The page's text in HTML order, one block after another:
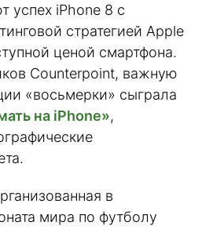
успех iPhone 8 с
стратегией Apple
ценой смартфона.
Counterpoint, важную
«восьмерки» сыграла
на iPhone»,
в
мира по футболу